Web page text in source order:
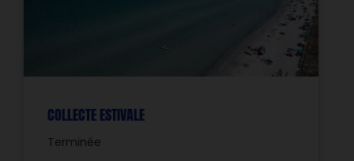
COLLECTE ESTIVALE
Terminée